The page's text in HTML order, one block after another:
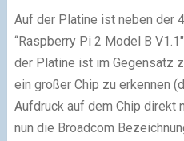
Auf der Platine ist neben der
“Raspberry Pi 2 Model B
der Platine ist im Gegensatz
ein großer Chip zu erkennen
Aufdruck auf dem Chip direkt
nun die Broadcom